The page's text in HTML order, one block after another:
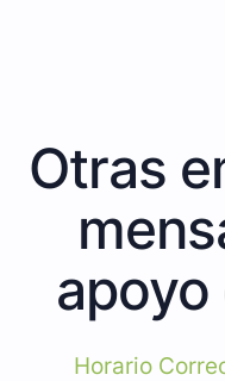
Otras
apoyo
Horario